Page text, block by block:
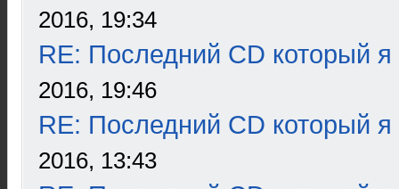
2016, 19:34
RE: Последний CD который я
2016, 19:46
RE: Последний CD который я
2016, 13:43